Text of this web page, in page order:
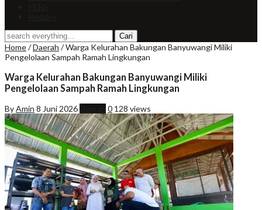
Home/Daerah /Warga Kelurahan Bakungan Banyuwangi Miliki
Pengelolaan Sampah Ramah Lingkungan
Warga Kelurahan Bakungan Banyuwangi Miliki
Pengelolaan Sampah Ramah Lingkungan
ByAmin 8 Juni 2026 0 128 views